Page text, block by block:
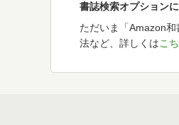
書誌検索オプション
ただいま「Amazon
法など、詳しくはこ